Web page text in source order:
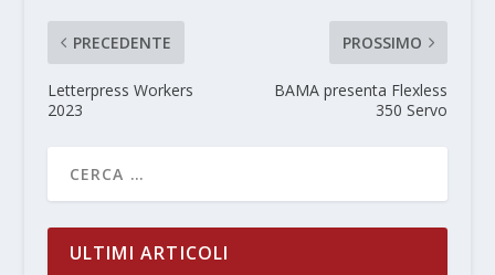
PRECEDENTE
Letterpress Workers
2023
PROSSIMO
BAMA presenta Flexless
350 Servo
ULTIMI ARTICOLI